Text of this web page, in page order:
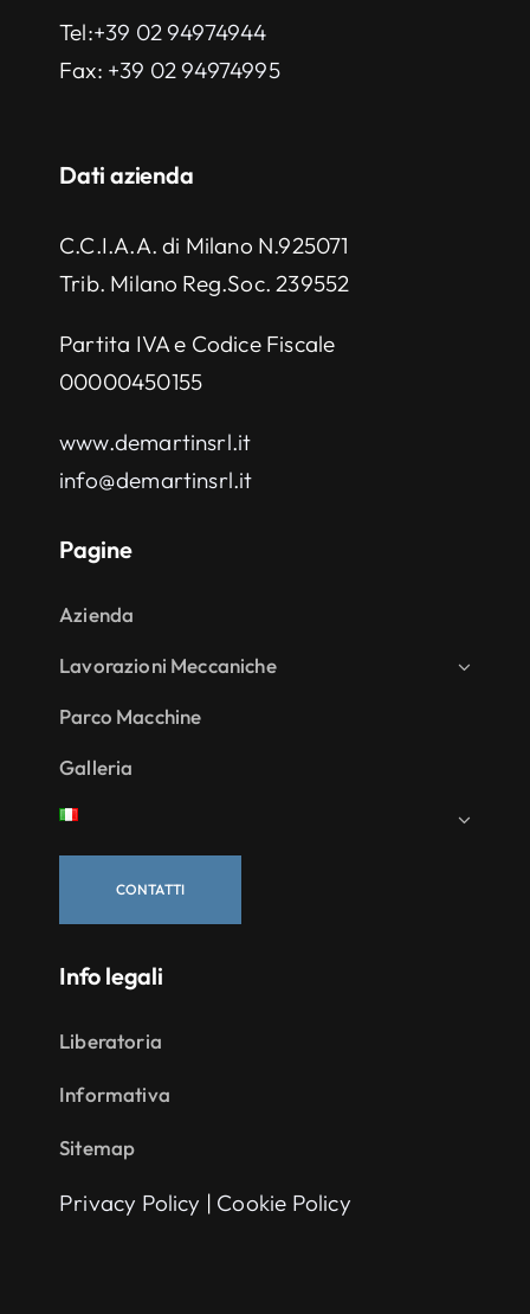
Tel:+39 02 94974944
Fax: +39 02 94974995
Dati azienda
C.C.I.A.A. di Milano N.925071
Trib. Milano Reg.Soc. 239552
Partita IVA e Codice Fiscale
00000450155
www.demartinsrl.it
info@demartinsrl.it
Pagine
Azienda
Lavorazioni Meccaniche
Parco Macchine
Galleria
CONTATTI
Info legali
Liberatoria
Informativa
Sitemap
Privacy Policy | Cookie Policy